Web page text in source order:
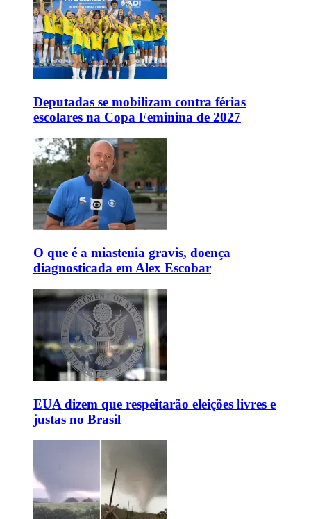
Deputadas se mobilizam contra férias
escolares na Copa Feminina de 2027
O que é a miastenia gravis, doença
diagnosticada em Alex Escobar
EUA dizem que respeitarão eleições livres e
justas no Brasil